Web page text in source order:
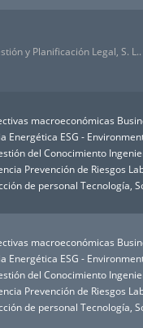
y Planificación Legal, S.
macroeconómicas
Energética ESG -
del Conocimiento
Prevención de Riesgos
de personal Tecnología,
macroeconómicas
Energética ESG -
del Conocimiento
Prevención de Riesgos
de personal Tecnología,